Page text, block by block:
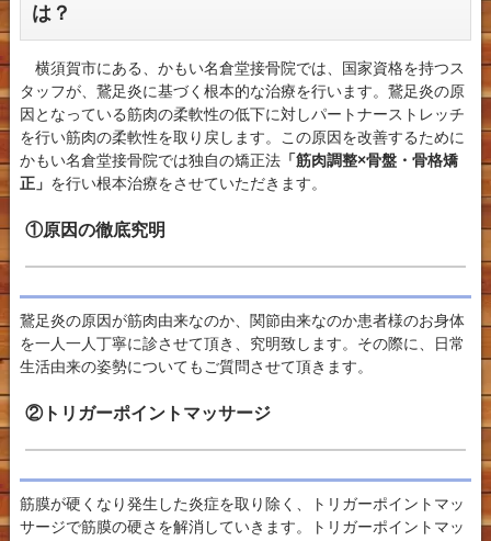
は？
横須賀市にある、かもい名倉堂接骨院では、国家資格を持つス
タッフが、鵞足炎に基づく根本的な治療を行います。鵞足炎の原
因となっている筋肉の柔軟性の低下に対しパートナーストレッチ
を行い筋肉の柔軟性を取り戻します。この原因を改善するために
かもい名倉堂接骨院では独自の矯正法「筋肉調整×骨盤・骨格矯
正」 を行い根本治療をさせていただきます。
①原因の徹底究明
鵞足炎の原因が筋肉由来なのか、関節由来なのか患者様のお身体
を一人一人丁寧に診させて頂き、究明致します。その際に、日常
生活由来の姿勢についてもご質問させて頂きます。
②トリガーポイントマッサージ
筋膜が硬くなり発生した炎症を取り除く、トリガーポイントマッ
サージで筋膜の硬さを解消していきます。トリガーポイントマッ